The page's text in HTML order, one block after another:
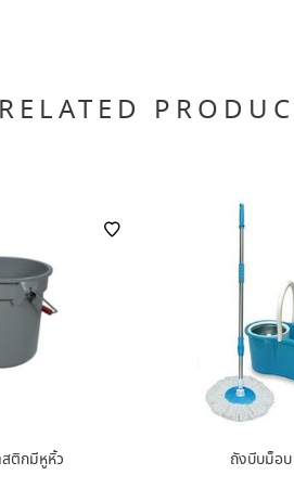
RELATED
ติกมีหูหิ้ว ถังบีบม็อ